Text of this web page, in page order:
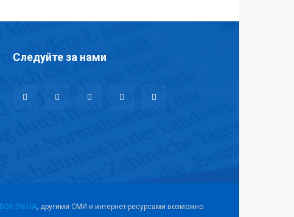
Следуйте за нами
DDK.DN.UA, другими СМИ и интернет-ресурсами возможно